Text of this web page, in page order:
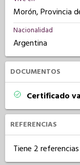
Morón, Provincia
Nacionalidad
Argentina
DOCUMENTOS
Certificado
REFERENCIAS
Tiene 2